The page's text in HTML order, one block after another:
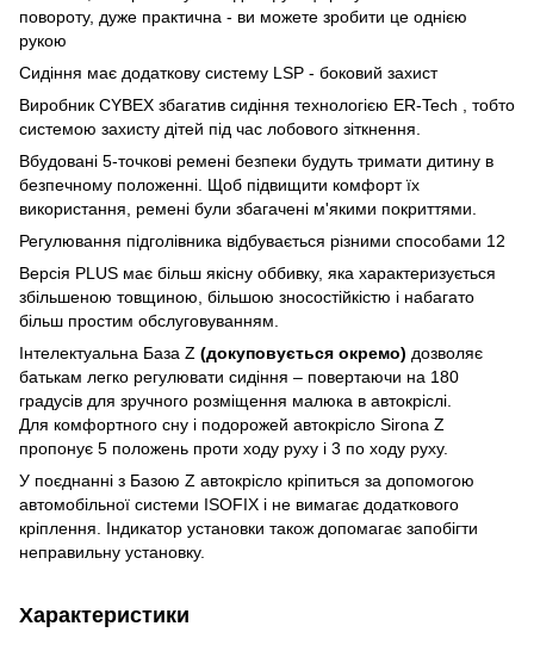
повороту, дуже практична - ви можете зробити це однією
рукою
Сидіння має додаткову систему LSP - боковий захист
Виробник CYBEX збагатив сидіння технологією ER-Tech , тобто
системою захисту дітей під час лобового зіткнення.
Вбудовані 5-точкові ремені безпеки будуть тримати дитину в
безпечному положенні. Щоб підвищити комфорт їх
використання, ремені були збагачені м'якими покриттями.
Регулювання підголівника відбувається різними способами 12
Версія PLUS має більш якісну оббивку, яка характеризується
збільшеною товщиною, більшою зносостійкістю і набагато
більш простим обслуговуванням.
Інтелектуальна База Z (докуповується окремо) дозволяє
батькам легко регулювати сидіння – повертаючи на 180
градусів для зручного розміщення малюка в автокріслі.
Для комфортного сну і подорожей автокрісло Sirona Z
пропонує 5 положень проти ходу руху і 3 по ходу руху.
У поєднанні з Базою Z автокрісло кріпиться за допомогою
автомобільної системи ІSOFІX і не вимагає додаткового
кріплення. Індикатор установки також допомагає запобігти
неправильну установку.
Характеристики